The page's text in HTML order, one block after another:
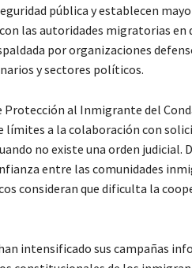
pública y establecen
las autoridades migratorias en
por organizaciones
y sectores políticos.
Protección al Inmigrante del
a la colaboración con
no existe una orden judicial.
entre las comunidades
consideran que dificulta la
intensificado sus campañas